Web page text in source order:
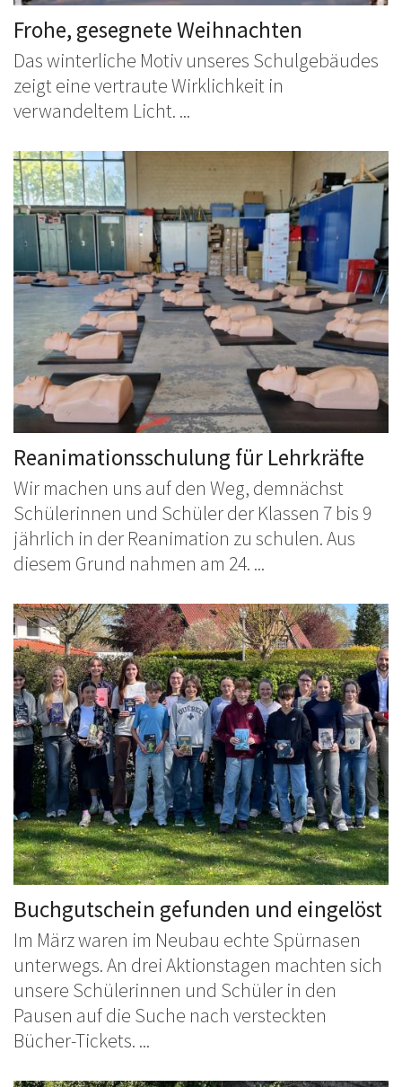
Frohe, gesegnete Weihnachten
Das winterliche Motiv unseres Schulgebäudes
zeigt eine vertraute Wirklichkeit in
verwandeltem Licht. ...
Reanimationsschulung für Lehrkräfte
Wir machen uns auf den Weg, demnächst
Schülerinnen und Schüler der Klassen 7 bis 9
jährlich in der Reanimation zu schulen. Aus
diesem Grund nahmen am 24. ...
Buchgutschein gefunden und eingelöst
Im März waren im Neubau echte Spürnasen
unterwegs. An drei Aktionstagen machten sich
unsere Schülerinnen und Schüler in den
Pausen auf die Suche nach versteckten
Bücher-Tickets. ...